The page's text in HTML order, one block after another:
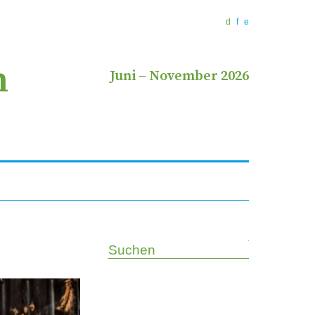
d f e
Juni– November 2026
Suchen